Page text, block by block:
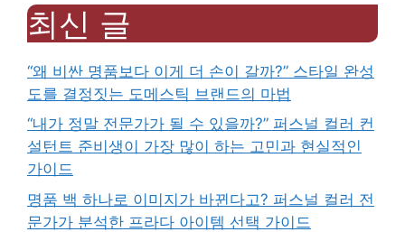
최신 글
“왜 비싼 명품보다 이게 더 손이 갈까?” 스타일 완성
도를 결정짓는 도메스틱 브랜드의 마법
“내가 정말 전문가가 될 수 있을까?” 퍼스널 컬러 컨
설턴트 준비생이 가장 많이 하는 고민과 현실적인
가이드
명품 백 하나로 이미지가 바뀐다고? 퍼스널 컬러 전
문가가 분석한 프라다 아이템 선택 가이드